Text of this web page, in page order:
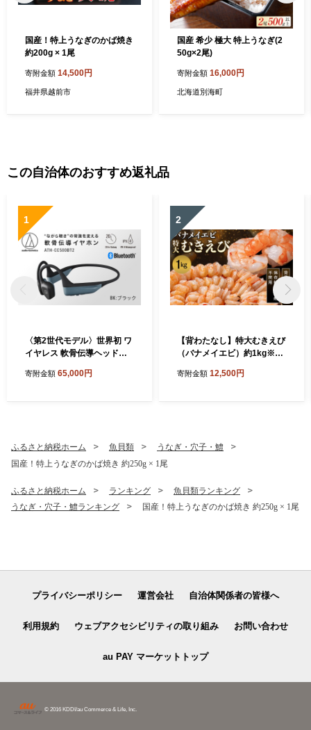
国産！特上うなぎのかば焼き
約200g × 1尾
寄附金額 14,500円
福井県越前市
国産 希少 極大 特上うなぎ(2
50g×2尾)
寄附金額 16,000円
北海道別海町
この自治体のおすすめ返礼品
1
〈第2世代モデル〉世界初 ワ
イヤレス 軟骨伝導ヘッドホ
ク） オーディオテクニカ
寄附金額 65,000円
2
【背わたなし】特大むきえび
（バナメイエビ）約1kg※無
無し
寄附金額 12,500円
ふるさと納税ホーム 魚貝類
うなぎ・穴子・鱧
国産！特上うなぎのかば焼き 約250g × 1尾
ふるさと納税ホーム ランキング
魚貝類ランキング
うなぎ・穴子・鱧ランキング
国産！特上うなぎのかば焼き 約250g × 1尾
プライバシーポリシー 運営会社 自治体関係者の皆様へ
利用規約 ウェブアクセシビリティの取り組み お問い合わせ
au PAY マーケットトップ
© 2016 KDDI/au Commerce & Life, Inc.